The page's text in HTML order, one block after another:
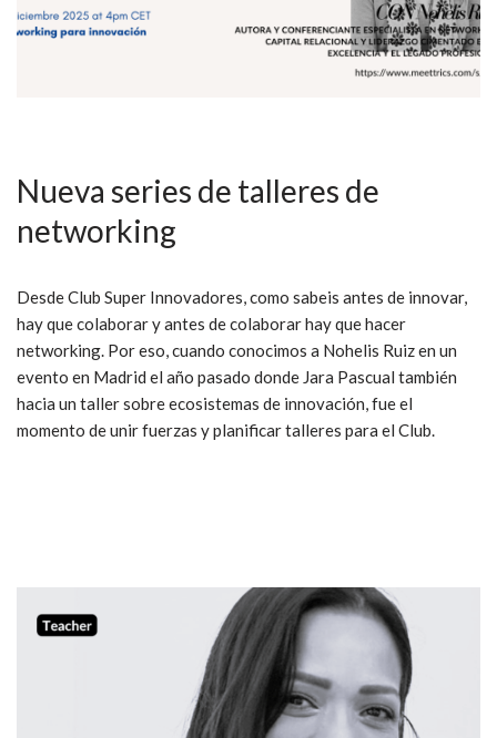
Nueva series de talleres de
networking
Desde Club Super Innovadores, como sabeis antes de innovar,
hay que colaborar y antes de colaborar hay que hacer
networking. Por eso, cuando conocimos a Nohelis Ruiz en un
evento en Madrid el año pasado donde Jara Pascual también
hacia un taller sobre ecosistemas de innovación, fue el
momento de unir fuerzas y planificar talleres para el Club.